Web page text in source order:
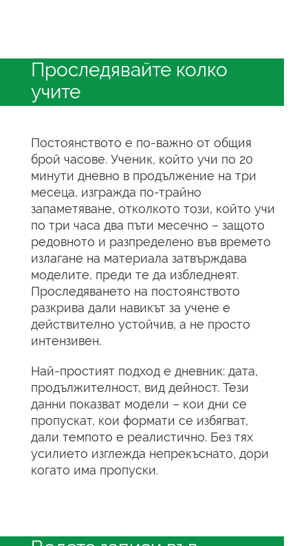
Проследявайте колко
учите
Постоянството е по-важно от общия
брой часове. Ученик, който учи по 20
минути дневно в продължение на три
месеца, изгражда по-трайно
запаметяване, отколкото този, който учи
по три часа два пъти месечно – защото
редовното и разпределено във времето
излагане на материала затвърждава
моделите, преди те да избледнеят.
Проследяването на постоянството
разкрива дали навикът за учене е
действително устойчив, а не просто
интензивен.
Най-простият подход е дневник: дата,
продължителност, вид дейност. Тези
данни показват модели – кои дни се
пропускат, кои формати се избягват,
дали темпото е реалистично. Без тях
усилието изглежда непрекъснато, дори
когато има пропуски.